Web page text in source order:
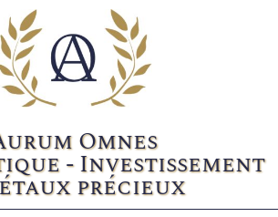
Omnes
- Investissement
précieux